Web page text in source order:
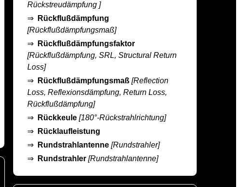
Rückstreudämpfung ]
⇒
Rückflußdämpfung
[Rückflußdämpfungsmaß]
⇒
Rückflußdämpfungsfaktor
[Rückflußdämpfung, SRL, Structural Return
Loss]
⇒
Rückflußdämpfungsmaß [Reflection
Loss, Reflexionsdämpfung, Return Loss,
Rückflußdämpfung]
⇒
Rückkeule [180°-Rückstrahlrichtung]
⇒
Rücklaufleistung
⇒
Rundstrahlantenne [Rundstrahler]
⇒
Rundstrahler [Rundstrahlantenne]